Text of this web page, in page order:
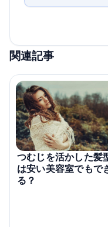
関連記事
つむじを活かした髪
は安い美容室でもで
る？